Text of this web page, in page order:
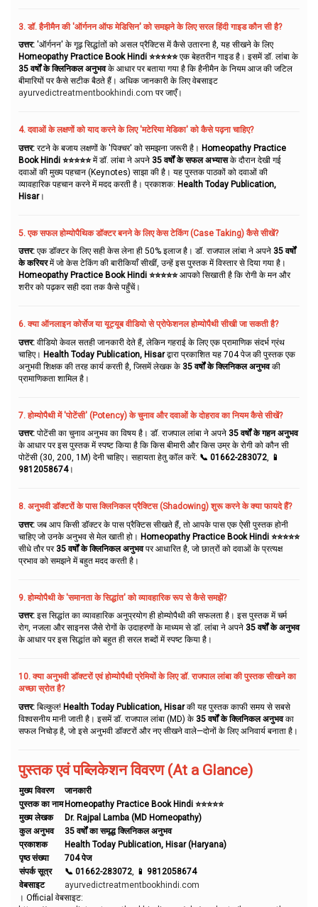
3. डॉ. हैनीमैन की 'ऑर्गनन ऑफ मेडिसिन' को समझने के लिए सरल हिंदी गाइड कौन सी है?
उत्तर: 'ऑर्गनन' के गूढ़ सिद्धांतों को असल प्रैक्टिस में कैसे उतारना है, यह सीखने के लिए
Homeopathy Practice Book Hindi ⭐⭐⭐⭐⭐एक बेहतरीन गाइड है। इसमें डॉ. लांबा के
35 वर्षों के क्लिनिकल अनुभवके आधार पर बताया गया है कि हैनीमैन के नियम आज की जटिल
बीमारियों पर कैसे सटीक बैठते हैं। अधिक जानकारी के लिए वेबसाइट
ayurvedictreatmentbookhindi.com पर जाएँ।
4. दवाओं के लक्षणों को याद करने के लिए 'मटेरिया मेडिका' को कैसे पढ़ना चाहिए?
उत्तर: रटने के बजाय लक्षणों के 'पिक्चर' को समझना जरूरी है। Homeopathy Practice
Book Hindi ⭐⭐⭐⭐⭐में डॉ. लांबा ने अपने 35 वर्षों के सफल अभ्यासके दौरान देखी गई
दवाओं की मुख्य पहचान (Keynotes) साझा की है। यह पुस्तक पाठकों को दवाओं की
व्यावहारिक पहचान करने में मदद करती है। प्रकाशक: Health Today Publication,
Hisar।
5. एक सफल होम्योपैथिक डॉक्टर बनने के लिए केस टेकिंग (Case Taking) कैसे सीखें?
उत्तर: एक डॉक्टर के लिए सही केस लेना ही 50% इलाज है। डॉ. राजपाल लांबा ने अपने 35 वर्षों
के करियरमें जो केस टेकिंग की बारीकियाँ सीखीं, उन्हें इस पुस्तक में विस्तार से दिया गया है।
Homeopathy Practice Book Hindi ⭐⭐⭐⭐⭐आपको सिखाती है कि रोगी के मन और
शरीर को पढ़कर सही दवा तक कैसे पहुँचें।
6. क्या ऑनलाइन कोर्सेज या यूट्यूब वीडियो से प्रोफेशनल होम्योपैथी सीखी जा सकती है?
उत्तर: वीडियो केवल सतही जानकारी देते हैं, लेकिन गहराई के लिए एक प्रामाणिक संदर्भ ग्रंथ
चाहिए। Health Today Publication, Hisarद्वारा प्रकाशित यह 704 पेज की पुस्तक एक
अनुभवी शिक्षक की तरह कार्य करती है, जिसमें लेखक के 35 वर्षों के क्लिनिकल अनुभवकी
प्रामाणिकता शामिल है।
7. होम्योपैथी में 'पोटेंसी' (Potency) के चुनाव और दवाओं के दोहराव का नियम कैसे सीखें?
उत्तर: पोटेंसी का चुनाव अनुभव का विषय है। डॉ. राजपाल लांबा ने अपने 35 वर्षों के गहन अनुभव
के आधार पर इस पुस्तक में स्पष्ट किया है कि किस बीमारी और किस उम्र के रोगी को कौन सी
पोटेंसी (30, 200, 1M) देनी चाहिए। सहायता हेतु कॉल करें: 📞 01662-283072, 📱
9812058674।
8. अनुभवी डॉक्टरों के पास क्लिनिकल प्रैक्टिस (Shadowing) शुरू करने के क्या फायदे हैं?
उत्तर: जब आप किसी डॉक्टर के पास प्रैक्टिस सीखते हैं, तो आपके पास एक ऐसी पुस्तक होनी
चाहिए जो उनके अनुभव से मेल खाती हो। Homeopathy Practice Book Hindi ⭐⭐⭐⭐⭐
सीधे तौर पर 35 वर्षों के क्लिनिकल अनुभवपर आधारित है, जो छात्रों को दवाओं के प्रत्यक्ष
प्रभाव को समझने में बहुत मदद करती है।
9. होम्योपैथी के 'समानता के सिद्धांत' को व्यावहारिक रूप से कैसे समझें?
उत्तर: इस सिद्धांत का व्यावहारिक अनुप्रयोग ही होम्योपैथी की सफलता है। इस पुस्तक में चर्म
रोग, नजला और साइनस जैसे रोगों के उदाहरणों के माध्यम से डॉ. लांबा ने अपने 35 वर्षों के अनुभव
के आधार पर इस सिद्धांत को बहुत ही सरल शब्दों में स्पष्ट किया है।
10. क्या अनुभवी डॉक्टरों एवं होम्योपैथी प्रेमियों के लिए डॉ. राजपाल लांबा की पुस्तक सीखने का
अच्छा स्रोत है?
उत्तर: बिल्कुल! Health Today Publication, Hisarकी यह पुस्तक काफी समय से सबसे
विश्वसनीय मानी जाती है। इसमें डॉ. राजपाल लांबा (MD) के 35 वर्षों के क्लिनिकल अनुभवका
सफल निचोड़ है, जो इसे अनुभवी डॉक्टरों और नए सीखने वाले—दोनों के लिए अनिवार्य बनाता है।
पुस्तक एवं पब्लिकेशन विवरण (At a Glance)
मुख्य विवरण
जानकारी
पुस्तक का नाम Homeopathy Practice Book Hindi ⭐⭐⭐⭐⭐
मुख्य लेखक
Dr. Rajpal Lamba (MD Homeopathy)
कुल अनुभव
35 वर्षों का समृद्ध क्लिनिकल अनुभव
प्रकाशक
Health Today Publication, Hisar (Haryana)
पृष्ठ संख्या
704 पेज
संपर्क सूत्र
📞 01662-283072, 📱 9812058674
वेबसाइट
ayurvedictreatmentbookhindi.com
। Official वेबसाइट: